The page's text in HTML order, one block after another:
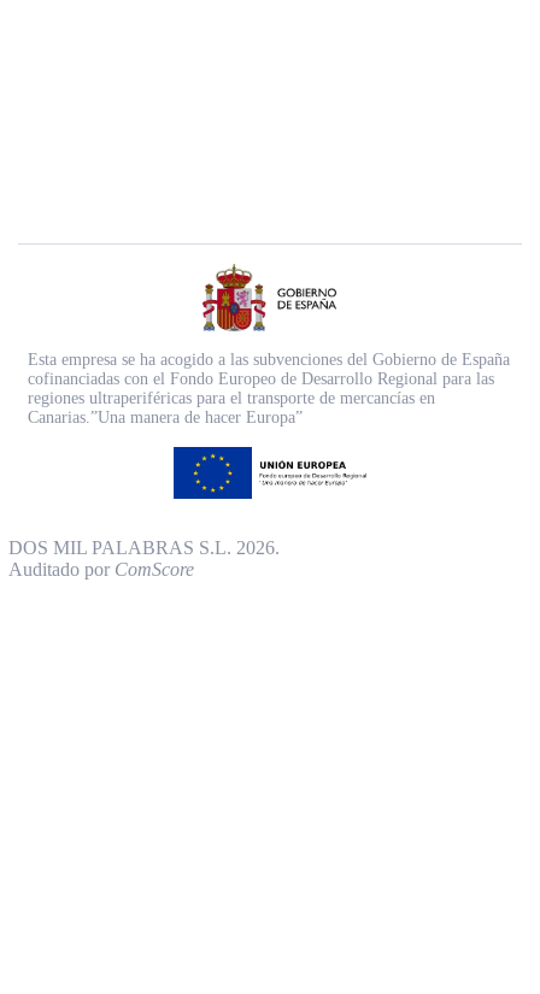
Esta empresa se ha acogido a las subvenciones del Gobierno de España
cofinanciadas con el Fondo Europeo de Desarrollo Regional para las
regiones ultraperiféricas para el transporte de mercancías en
Canarias.”Una manera de hacer Europa”
DOS MIL PALABRAS S.L. 2026.
Auditado por ComScore